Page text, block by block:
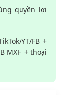
quyền lợi
YT/FB +
MXH + thoại